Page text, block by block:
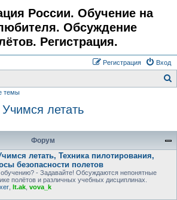
России. Обучение на
Обсуждение
Регистрация.
Вход
Регистрация
темы
Учимся летать
Форум
летать, Техника пилотирования,
безопасности полетов
- Задавайте! Обсуждаются непонятные
полётов и различных учебных дисциплинах.
lt.ak vova_k